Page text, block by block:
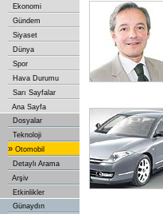
Ekonomi
Gündem
Siyaset
Dünya
Spor
Hava Durumu
Sarı Sayfalar
Ana Sayfa
Dosyalar
Teknoloji
» Otomobil
Detaylı Arama
Arşiv
Etkinlikler
Günaydın